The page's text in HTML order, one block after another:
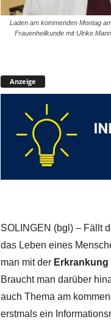
Laden am kommenden Montag
Frauenheilkunde mit Ulrike
Anzeige
SOLINGEN (bgl) – Fällt
das Leben eines
man mit der Erkrankung
Braucht man darüber
auch Thema am
erstmals ein